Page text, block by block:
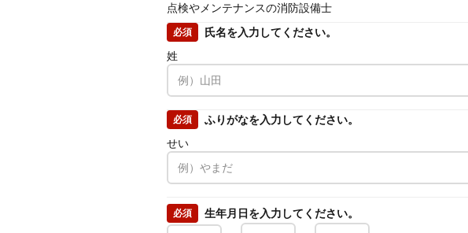
点検やメンテナンスの消防設備士
必須
氏名を入力してください。
姓
必須
ふりがなを入力してください。
せい
必須 生年月日を入力してください。